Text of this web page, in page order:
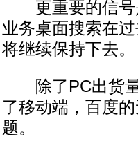
更重要的信号
业务桌面搜索在
将继续保持下去。
除了PC出货量
了移动端，百度
题。